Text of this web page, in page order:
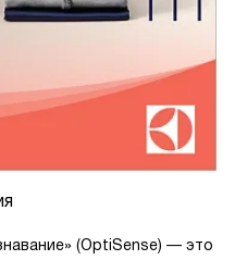
(OptiSense) — это